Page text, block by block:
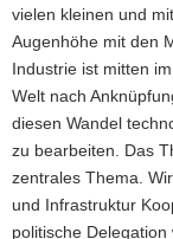
vielen kleinen und
Augenhöhe mit den
Industrie ist mitten
Welt nach
diesen Wandel
zu bearbeiten. Das
zentrales Thema.
und Infrastruktur
politische